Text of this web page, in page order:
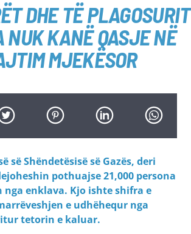
DHE TË PLAGOSURIT
NUK KANË QASJE NË
MJEKËSOR
së Shëndetësisë së Gazës, deri
pothuajse 21,000 persona
nga enklava. Kjo ishte shifra e
e udhëhequr nga
tetorin e kaluar.